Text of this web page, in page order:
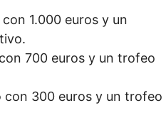
1.000 euros y un
700 euros y un trofeo
con 300 euros y un trofeo